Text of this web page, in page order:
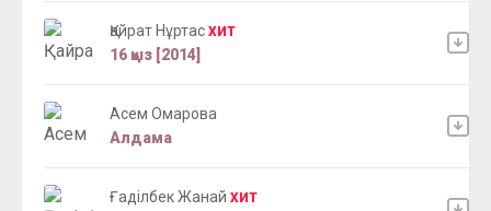
Қайрат Нұртас ХИТ
16 қыз [2014]
Асем Омарова
Алдама
Ғаділбек Жанай ХИТ